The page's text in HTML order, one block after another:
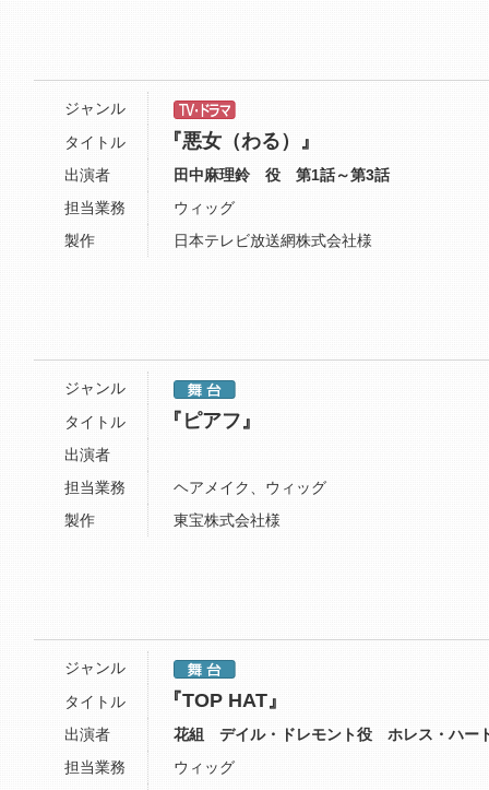
ジャンル
タイトル
『悪女（わる）』
出演者
田中麻理鈴 役 第1話～第3話
担当業務
ウィッグ
製作
日本テレビ放送網株式会社様
ジャンル
タイトル
『ピアフ』
出演者
担当業務
ヘアメイク、ウィッグ
製作
東宝株式会社様
ジャンル
タイトル
『TOP HAT』
出演者
花組 デイル・ドレモント役 ホレス・ハー
担当業務
ウィッグ